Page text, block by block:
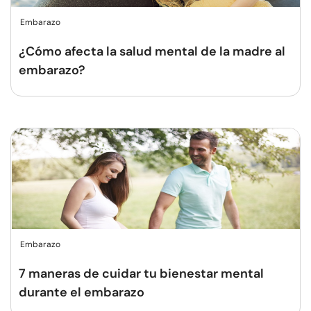
Embarazo
¿Cómo afecta la salud mental de la madre al
embarazo?
Embarazo
7 maneras de cuidar tu bienestar mental
durante el embarazo